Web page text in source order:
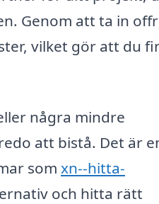
Genom att ta in
vilket gör att du
några mindre
att bistå. Det är
som xn--hitta-
och hitta rätt